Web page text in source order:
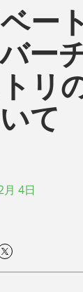
ー
ー
リ
て
月 4日